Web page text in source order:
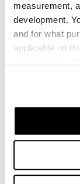
measurement,
development.
and for what
applicable on
If you allow,
Collect
Identify
ZRAČNI PROMET